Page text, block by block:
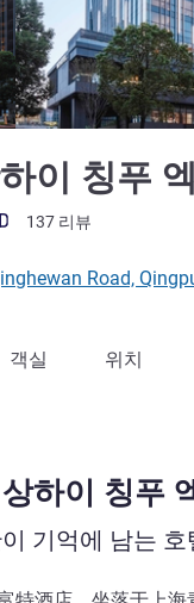
이 칭푸
137 리뷰
Road,
객실 위치
하이 칭푸
기억에 남는 호